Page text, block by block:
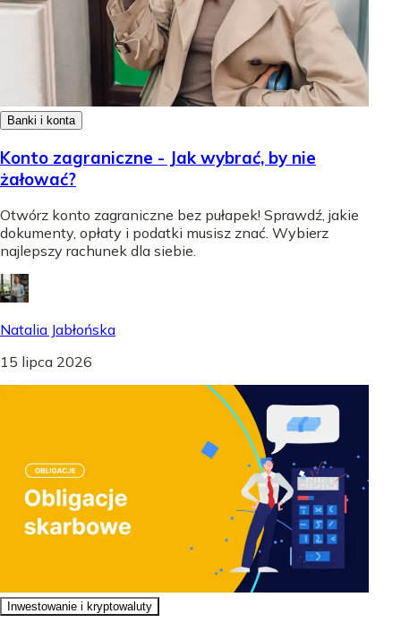
Banki i konta
Konto zagraniczne - Jak wybrać, by nie
żałować?
Otwórz konto zagraniczne bez pułapek! Sprawdź, jakie
dokumenty, opłaty i podatki musisz znać. Wybierz
najlepszy rachunek dla siebie.
Natalia Jabłońska
15 lipca 2026
Inwestowanie i kryptowaluty